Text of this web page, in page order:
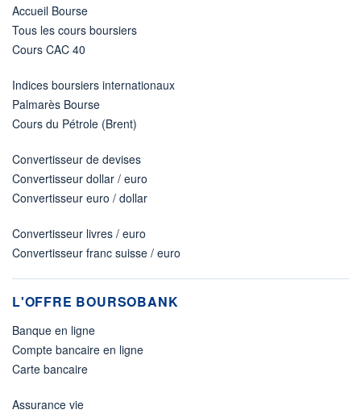
Accueil Bourse
Tous les cours boursiers
Cours CAC 40
Indices boursiers internationaux
Palmarès Bourse
Cours du Pétrole (Brent)
Convertisseur de devises
Convertisseur dollar / euro
Convertisseur euro / dollar
Convertisseur livres / euro
Convertisseur franc suisse / euro
L'OFFRE BOURSOBANK
Banque en ligne
Compte bancaire en ligne
Carte bancaire
Assurance vie